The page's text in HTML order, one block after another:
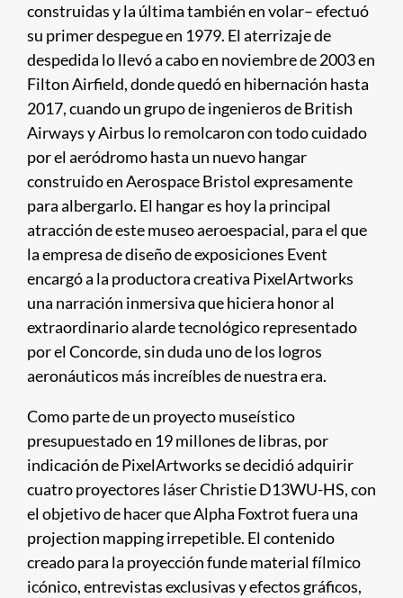
construidas y la última también en volar– efectuó
su primer despegue en 1979. El aterrizaje de
despedida lo llevó a cabo en noviembre de 2003 en
Filton Airfield, donde quedó en hibernación hasta
2017, cuando un grupo de ingenieros de British
Airways y Airbus lo remolcaron con todo cuidado
por el aeródromo hasta un nuevo hangar
construido en Aerospace Bristol expresamente
para albergarlo. El hangar es hoy la principal
atracción de este museo aeroespacial, para el que
la empresa de diseño de exposiciones Event
encargó a la productora creativa PixelArtworks
una narración inmersiva que hiciera honor al
extraordinario alarde tecnológico representado
por el Concorde, sin duda uno de los logros
aeronáuticos más increíbles de nuestra era.
Como parte de un proyecto museístico
presupuestado en 19 millones de libras, por
indicación de PixelArtworks se decidió adquirir
cuatro proyectores láser Christie D13WU-HS, con
el objetivo de hacer que Alpha Foxtrot fuera una
projection mapping irrepetible. El contenido
creado para la proyección funde material fílmico
icónico, entrevistas exclusivas y efectos gráficos,